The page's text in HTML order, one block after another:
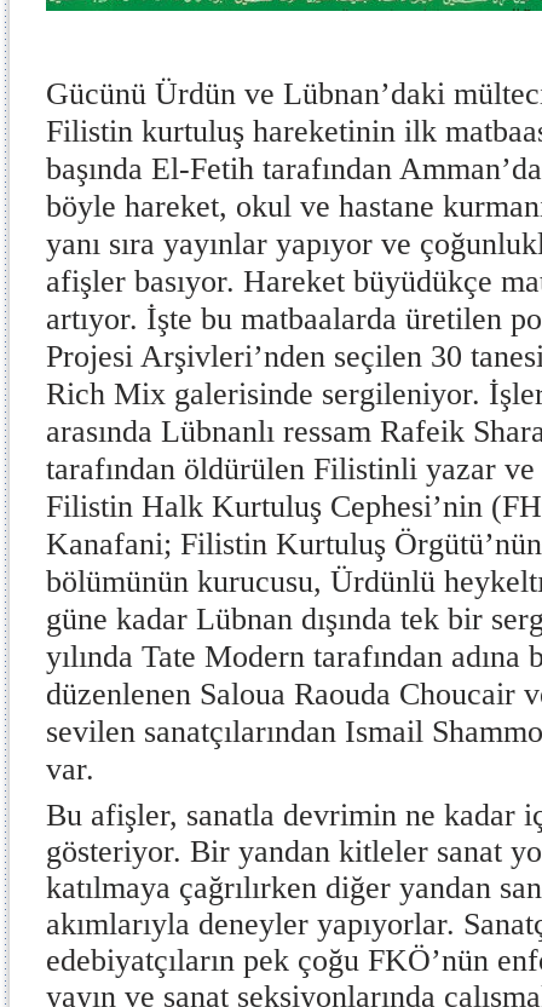
Gücünü Ürdün ve Lübnan’daki
Filistin kurtuluş hareketinin ilk
başında El-Fetih tarafından
böyle hareket, okul ve hastane
yanı sıra yayınlar yapıyor ve
afişler basıyor. Hareket büyüdükçe
artıyor. İşte bu matbaalarda üretilen
Projesi Arşivleri’nden seçilen 30
Rich Mix galerisinde sergileniyor.
arasında Lübnanlı ressam Rafeik
tarafından öldürülen Filistinli yazar
Filistin Halk Kurtuluş Cephesi’nin
Kanafani; Filistin Kurtuluş
bölümünün kurucusu, Ürdünlü
güne kadar Lübnan dışında tek bir
yılında Tate Modern tarafından
düzenlenen Saloua Raouda Choucair
sevilen sanatçılarından Ismail
var.
Bu afişler, sanatla devrimin ne kadar
gösteriyor. Bir yandan kitleler sanat
katılmaya çağrılırken diğer yandan
akımlarıyla deneyler yapıyorlar.
edebiyatçıların pek çoğu FKÖ’nün
yayın ve sanat seksiyonlarında